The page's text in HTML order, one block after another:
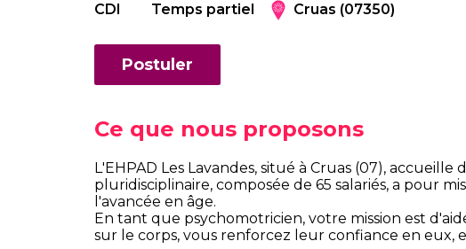
CDI Temps partiel Cruas (07350)
Postuler
Ce que nous proposons
L'EHPAD Les Lavandes, situé à Cruas (07),
pluridisciplinaire, composée de 65 salariés, a pour
l'avancée en âge.
En tant que psychomotricien, votre mission est
sur le corps, vous renforcez leur confiance en